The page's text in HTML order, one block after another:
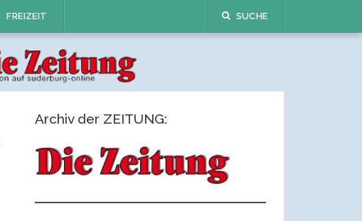
FREIZEIT SUCHE
Archiv der ZEITUNG: